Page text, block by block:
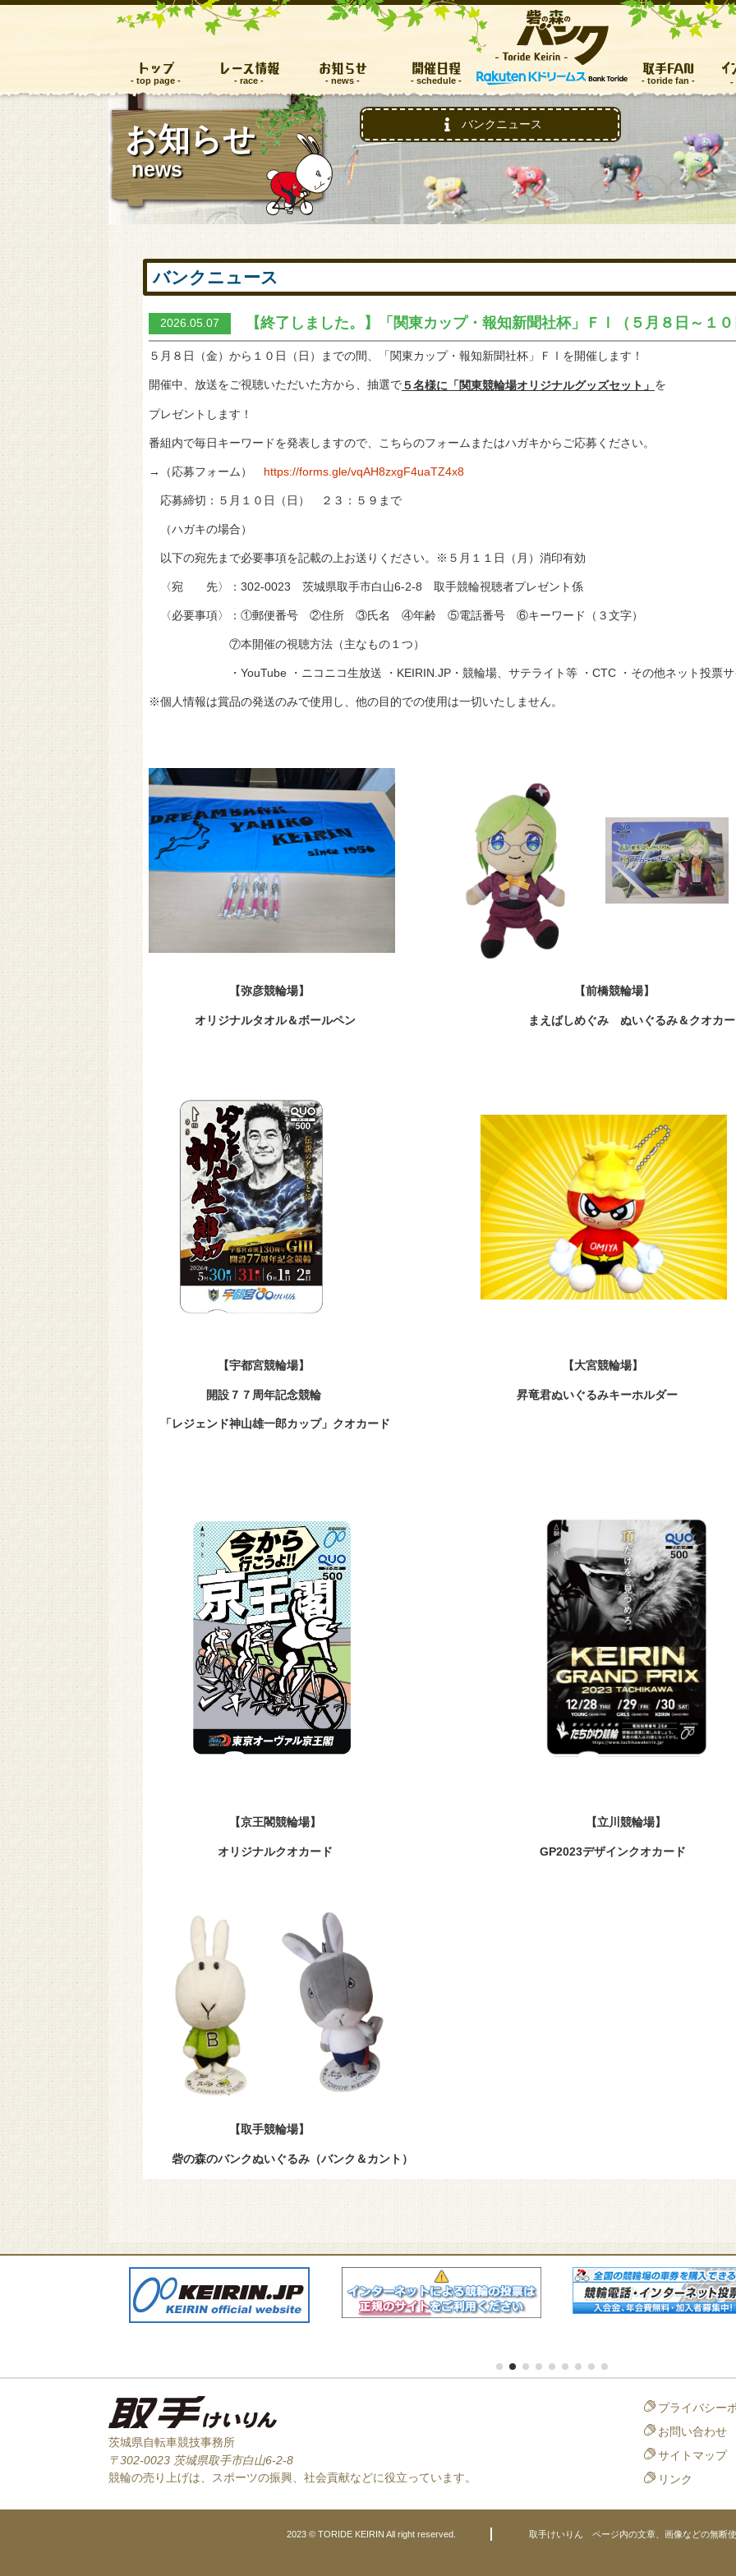
トップ レース情報 お知らせ 開催日程 取手FAN イ
トップ
レース情報
お知らせ
取手FAN
インフォメーション
競輪場ガイド
お知らせ
news
バンクニュース
バンクニュース
2026.05.07 【終了しました。】「関東カップ・報知新聞社杯」ＦⅠ（５月８日～１
５月８日（金）から１０日（日）までの間、「関東カップ・報知新聞社杯」ＦⅠを開催します！
開催中、放送をご視聴いただいた方から、抽選で５名様に「関東競輪場オリジナルグッズセット」 を
プレゼントします！
番組内で毎日キーワードを発表しますので、こちらのフォームまたはハガキからご応募ください。
→（応募フォーム） https://forms.gle/vqAH8zxgF4uaTZ4x8
応募締切：５月１０日（日） ２３：５９まで
（ハガキの場合）
以下の宛先まで必要事項を記載の上お送りください。※５月１１日（月）消印有効
〈宛 先〉：302-0023 茨城県取手市白山6-2-8 取手競輪視聴者プレゼント係
〈必要事項〉：①郵便番号 ②住所 ③氏名 ④年齢 ⑤電話番号 ⑥キーワード（３文字）
⑦本開催の視聴方法（主なもの１つ）
・YouTube ・ニコニコ生放送 ・KEIRIN.JP・競輪場、サテライト等 ・CTC ・その他ネット投票サ
※個人情報は賞品の発送のみで使用し、他の目的での使用は一切いたしません。
【弥彦競輪場】 【前橋競輪場】
オリジナルタオル＆ボールペン まえばしめぐみ ぬいぐるみ＆クオカー
【宇都宮競輪場】 【大宮競輪場】
開設７７周年記念競輪 昇竜君ぬいぐるみキーホルダー
「レジェンド神山雄一郎カップ」クオカード
【京王閣競輪場】 【立川競輪場】
オリジナルクオカード GP2023デザインクオカード
【取手競輪場】
砦の森のバンクぬいぐるみ（バンク＆カント）
茨城県自転車競技事務所
〒302-0023 茨城県取手市白山6-2-8
競輪の売り上げは、スポーツの振興、社会貢献などに役立っています。
プライバシー
お問い合わせ
サイトマップ
リンク
2023 © TORIDE KEIRIN All right reserved. 取手けいりん ページ内の文章、画像などの無断